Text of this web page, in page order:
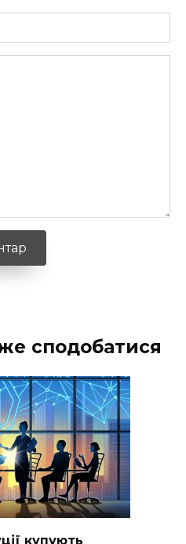
сподобатися
купують